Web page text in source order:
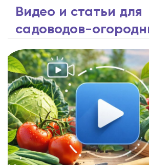
Видео и статьи для
садоводов-